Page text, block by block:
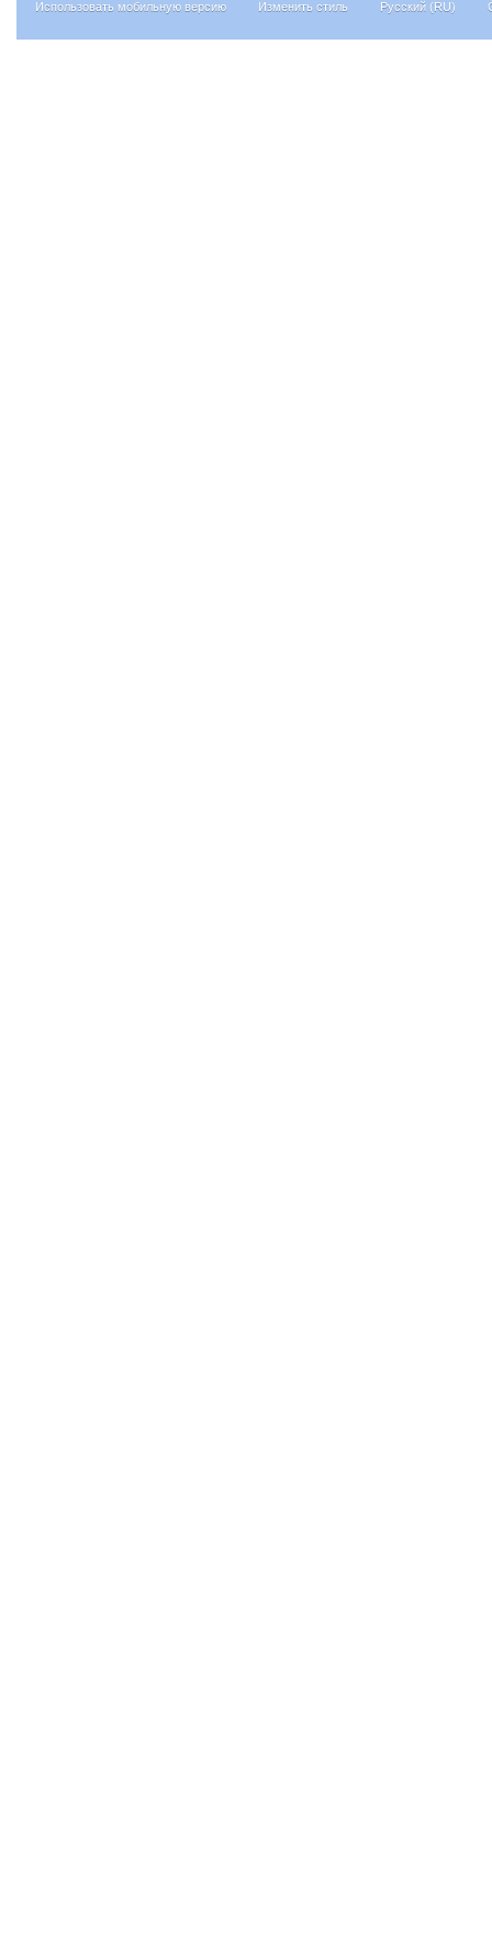
Использовать мобильную версию Изменить стиль Русский (RU)